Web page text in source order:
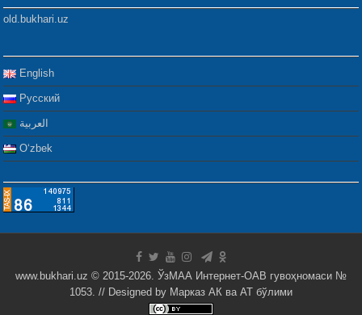
old.bukhari.uz
English
Русский
العربية
Oʻzbek
www.bukhari.uz © 2015-2026. ЎзМАА Интернет-ОАВ гувоҳномаси №
1053. // Designed by Марказ АК ва АТ бўлими